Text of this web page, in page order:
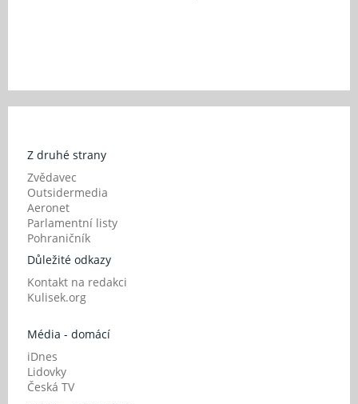
Z druhé strany
Zvědavec
Outsidermedia
Aeronet
Parlamentní listy
Pohraničník
Důležité odkazy
Kontakt na redakci
Kulisek.org
Média - domácí
iDnes
Lidovky
Česká TV